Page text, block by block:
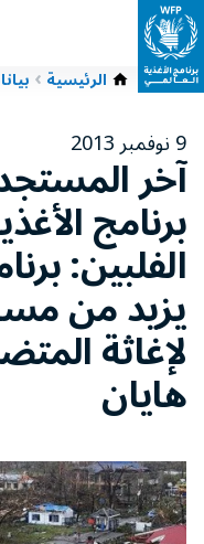
الرئيسية
9 نوفمبر 2013
آخر
برنامج
الفلبين:
يزيد من
لإغاثة
هايان